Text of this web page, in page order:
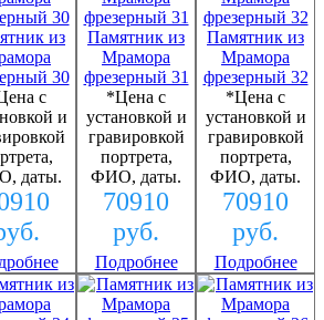
из
30
с
и
даты.
Памятник из
Мрамора
фрезерный 31
*Цена с
установкой и
гравировкой
портрета,
ФИО, даты.
70910
руб.
Подробнее
Памятник из
Мрамора
фрезерный 32
*Цена с
установкой и
гравировкой
портрета,
ФИО, даты.
70910
руб.
Подробнее